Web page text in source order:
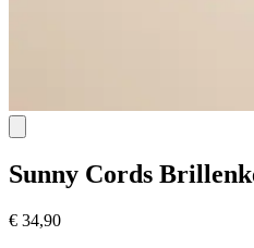
Sunny Cords
€ 34,90